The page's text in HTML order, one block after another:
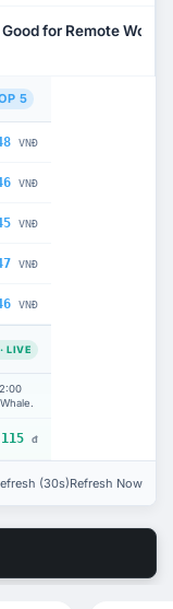
for Remote Work?
5
VNĐ
VNĐ
VNĐ
VNĐ
VNĐ
LIVE
đ
(30s)Refresh Now